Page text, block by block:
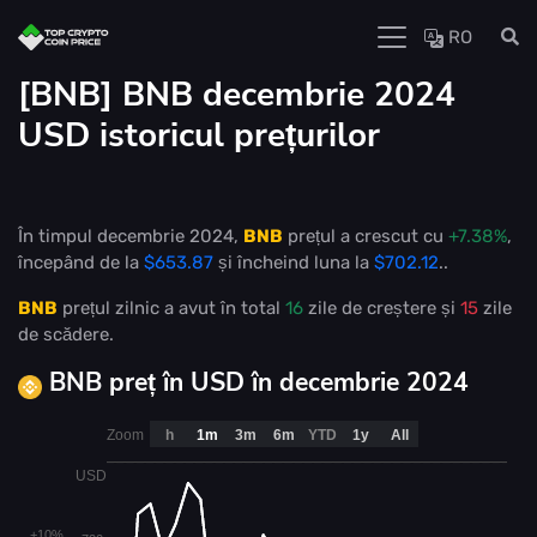
RO
[BNB] BNB decembrie 2024
USD istoricul prețurilor
În timpul decembrie 2024, BNB prețul a crescut cu +7.38%,
începând de la $653.87 și încheind luna la $702.12..
BNB prețul zilnic a avut în total 16 zile de creștere și 15 zile
de scădere.
BNB preț în USD în decembrie 2024
USD
Zoom h 1m 3m 6m YTD 1y All